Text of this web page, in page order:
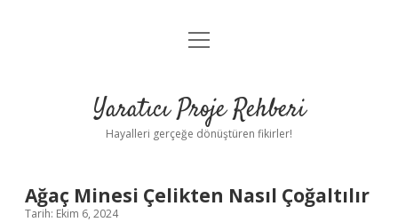
Anasayfa
Yasal Uyarı
menüyü
Yaratıcı Proje Rehberi
Hayalleri gerçeğe dönüştüren fikirler!
Ağaç Minesi Çelikten Nasıl Çoğaltılır
Tarih: Ekim 6, 2024